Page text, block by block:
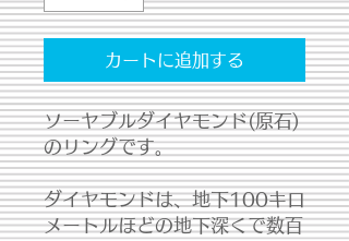
カートに追加する
ソーヤブルダイヤモンド(原石)
のリングです。
ダイヤモンドは、地下100キロ
メートルほどの地下深くで数百